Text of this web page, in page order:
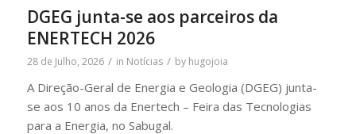
DGEG junta-se aos parceiros da
ENERTECH 2026
28 de Julho, 2026 / in Notícias / by hugojoia
A Direção-Geral de Energia e Geologia (DGEG) junta-
se aos 10 anos da Enertech – Feira das Tecnologias
para a Energia, no Sabugal.